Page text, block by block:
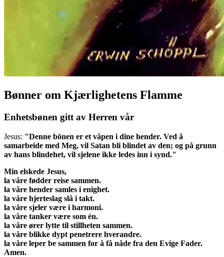
Bønner om Kjærlighetens Flamme
Enhetsbønen gitt av Herren vår
Jesus: "Denne bönen er et våpen i dine hender. Ved å
samarbeide med Meg, vil Satan bli blindet av den; og på grunn
av hans blindehet, vil sjelene ikke ledes inn i synd."
Min elskede Jesus,
la våre fødder reise sammen.
la våre hender samles i enighet.
la våre hjerteslag slå i takt.
la våre sjeler være i harmoni.
la våre tanker være som én.
la våre ører lytte til stillheten sammen.
la våre blikke dypt penetrere hverandre.
la våre leper be sammen for å få nåde fra den Evige Fader.
Amen.